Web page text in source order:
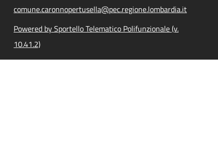
comune.caronnopertusella@pec.regione.lombardia.it
Powered by Sportello Telematico Polifunzionale (v.
10.41.2)